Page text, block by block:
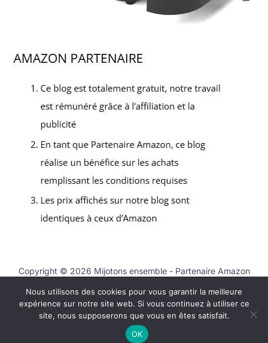
Copyright © 2026 Mijotons ensemble - Partenaire Amazon
Nous contacter
Mentions légales
Politique de confidentialité
Nous utilisons des cookies pour vous garantir la meilleure
expérience sur notre site web. Si vous continuez à utiliser ce
site, nous supposerons que vous en êtes satisfait.
OK